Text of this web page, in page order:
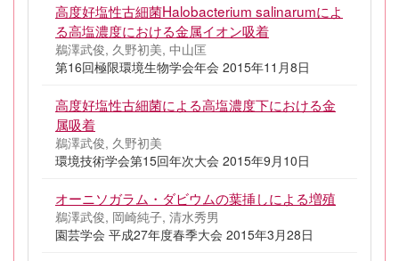
高度好塩性古細菌Halobacterium salinarumによ
る高塩濃度における金属イオン吸着
鵜澤武俊, 久野初美, 中山匡
第16回極限環境生物学会年会 2015年11月8日
高度好塩性古細菌による高塩濃度下における金
属吸着
鵜澤武俊, 久野初美
環境技術学会第15回年次大会 2015年9月10日
オーニソガラム・ダビウムの葉挿しによる増殖
鵜澤武俊, 岡崎純子, 清水秀男
園芸学会 平成27年度春季大会 2015年3月28日